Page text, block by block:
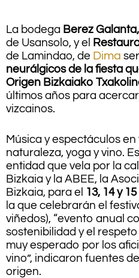
La bodega Berez Galanta,
de Usansolo, y el
de Lamindao, de Dima
neurálgicos de la fiesta
Origen Bizkaiako
últimos años para
vizcainos.
Música y espectáculos en
naturaleza, yoga y vino.
entidad que vela por la
Bizkaia y la ABEE, la
Bizkaia, para el 13, 14 y
la que celebrarán el
viñedos), “evento anual
sostenibilidad y el
muy esperado por los
vino”, indicaron fuentes
origen.